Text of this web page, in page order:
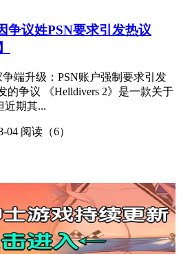
争议姓PSN要求引发热议
争端升级：PSN账户强制要求引发
的争议 《Helldivers 2》是一款关于
近期其...
04 阅读（6）